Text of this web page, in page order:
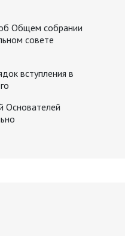
Общем собрании
совете
вступления в
Основателей